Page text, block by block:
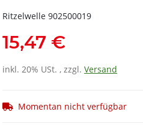
Ritzelwelle 902500019
15,47 €
inkl. 20% USt. , zzgl. Versand
Momentan nicht verfügbar